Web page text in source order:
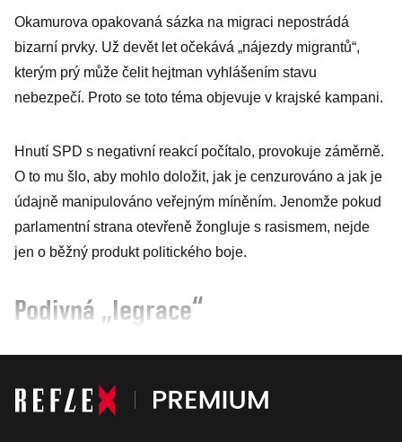
Okamurova opakovaná sázka na migraci nepostrádá
bizarní prvky. Už devět let očekává „nájezdy migrantů“,
kterým prý může čelit hejtman vyhlášením stavu
nebezpečí. Proto se toto téma objevuje v krajské kampani.
Hnutí SPD s negativní reakcí počítalo, provokuje záměrně.
O to mu šlo, aby mohlo doložit, jak je cenzurováno a jak je
údajně manipulováno veřejným míněním. Jenomže pokud
parlamentní strana otevřeně žongluje s rasismem, nejde
jen o běžný produkt politického boje.
Podivná „legrace“